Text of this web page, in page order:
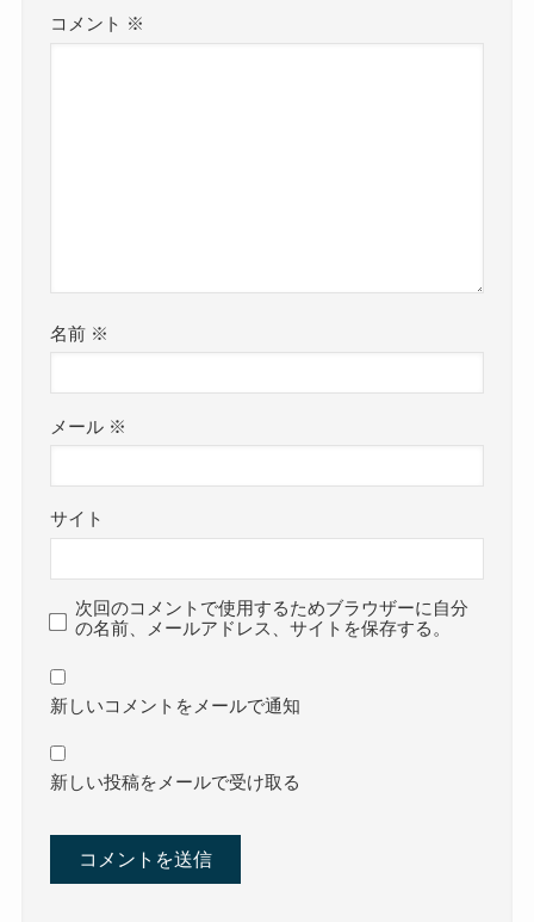
コメント ※
名前 ※
メール ※
サイト
次回のコメントで使用するためブラウザーに自分
の名前、メールアドレス、サイトを保存する。
新しいコメントをメールで通知
新しい投稿をメールで受け取る